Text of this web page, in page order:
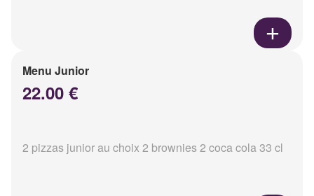
Menu Junior
22.00 €
2 pizzas junior au choix 2 brownies 2 coca cola 33 cl